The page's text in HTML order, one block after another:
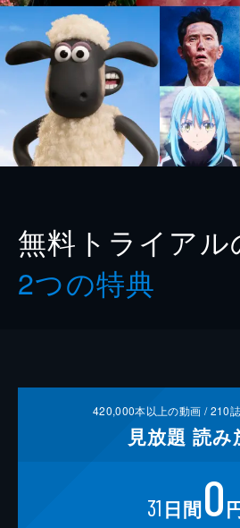
無料トライアル
2つの特典
420,000本以上の動画 /210
見放題 読み
31 日間0